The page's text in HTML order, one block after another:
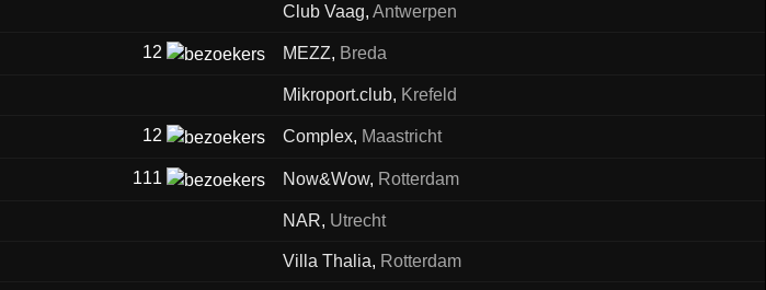
Club Vaag, Antwerpen
12 MEZZ, Breda
Mikroport.club, Krefeld
12 Complex, Maastricht
111 Now&Wow, Rotterdam
NAR, Utrecht
Villa Thalia, Rotterdam